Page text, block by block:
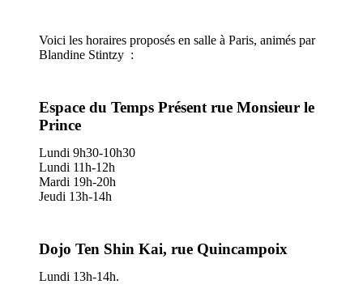
Voici les horaires proposés en salle à Paris, animés par
Blandine Stintzy :
Espace du Temps Présent rue Monsieur le
Prince
Lundi 9h30-10h30
Lundi 11h-12h
Mardi 19h-20h
Jeudi 13h-14h
Dojo Ten Shin Kai, rue Quincampoix
Lundi 13h-14h.